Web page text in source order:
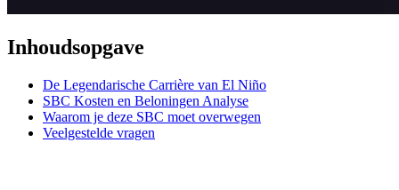
Inhoudsopgave
De Legendarische Carrière van El Niño
SBC Kosten en Beloningen Analyse
Waarom je deze SBC moet overwegen
Veelgestelde vragen